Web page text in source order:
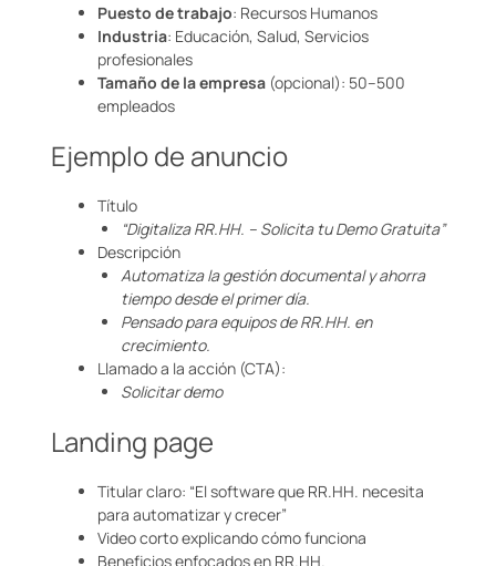
Puesto de trabajo: Recursos Humanos
Industria: Educación, Salud, Servicios
profesionales
Tamaño de la empresa (opcional): 50–500
empleados
Ejemplo de anuncio
Título
“Digitaliza RR.HH. – Solicita tu Demo Gratuita”
Descripción
Automatiza la gestión documental y ahorra
tiempo desde el primer día.
Pensado para equipos de RR.HH. en
crecimiento.
Llamado a la acción (CTA):
Solicitar demo
Landing page
Titular claro: “El software que RR.HH. necesita
para automatizar y crecer”
Video corto explicando cómo funciona
Beneficios enfocados en RR.HH.